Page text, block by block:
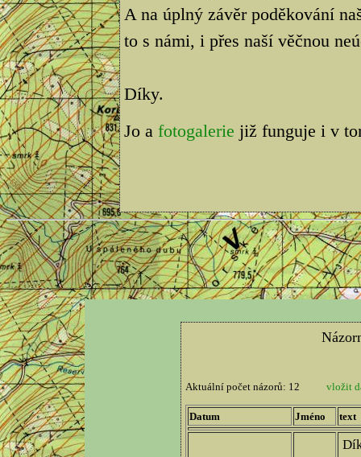
A na úplný závěr poděkování
to s námi, i přes naší věčnou
Díky.
Jo a fotogalerie již funguje i v